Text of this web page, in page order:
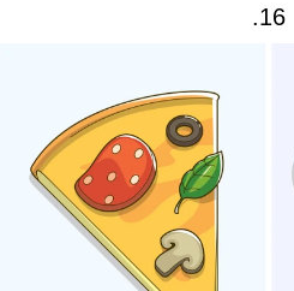
16.